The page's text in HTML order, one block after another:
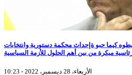
كيما حبو ةإحداث محكمة دستورية وانتخابات
الأربعاء، 28 ديسمبر، 2022 - 10:23